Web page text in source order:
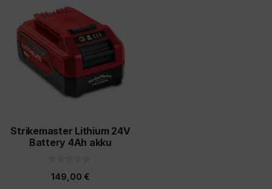
Strikemaster Lithium 24V
Battery 4Ah akku
149,00 €